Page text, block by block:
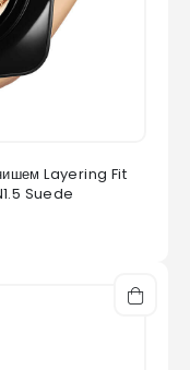
Layering Fit
Suede